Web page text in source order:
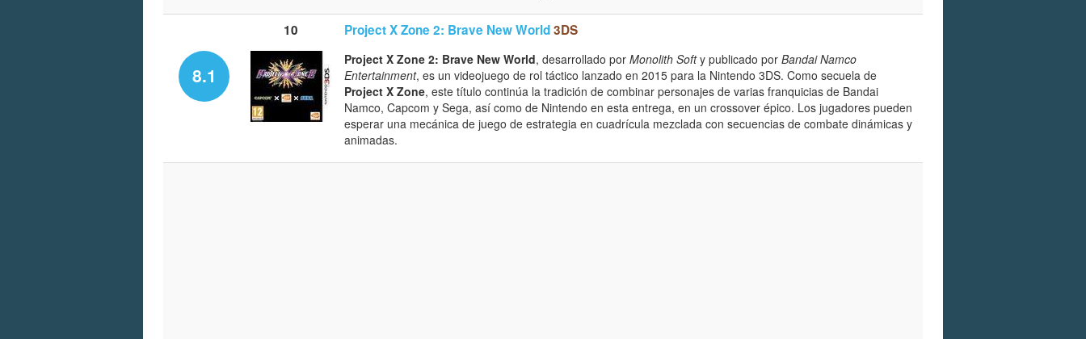
10 Project X Zone 2: Brave New World3DS
8.1
Project X Zone 2: Brave New World, desarrollado por Monolith Softy publicado por Bandai Namco
Entertainment, es un videojuego de rol táctico lanzado en 2015 para la Nintendo 3DS. Como secuela de
Project X Zone, este título continúa la tradición de combinar personajes de varias franquicias de Bandai
Namco, Capcom y Sega, así como de Nintendo en esta entrega, en un crossover épico. Los jugadores pueden
esperar una mecánica de juego de estrategia en cuadrícula mezclada con secuencias de combate dinámicas y
animadas.